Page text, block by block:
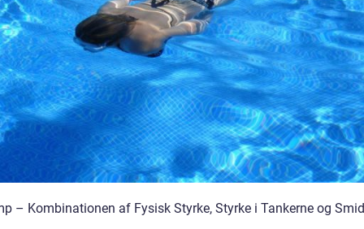
– Kombinationen af Fysisk Styrke, Styrke i Tankerne og